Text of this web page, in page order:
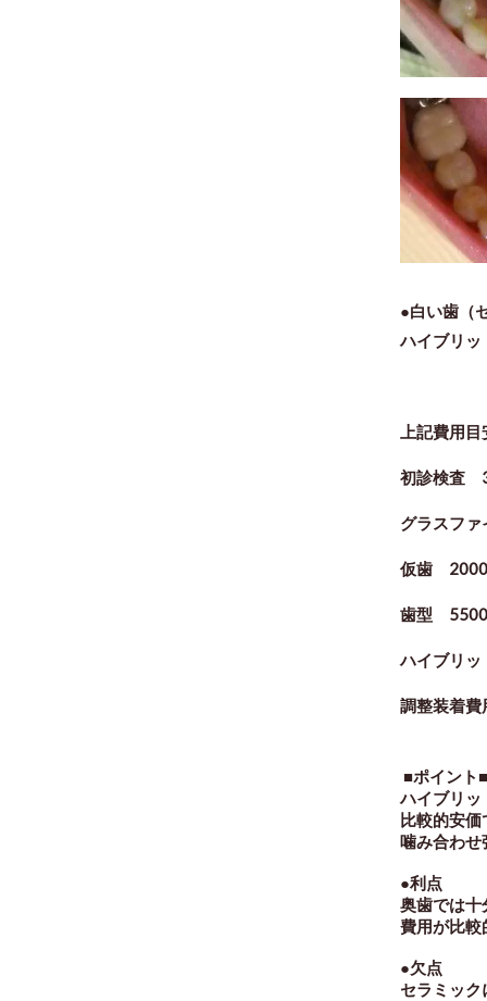
●白い歯（
ハイブリ
上記費用目
初診検査
グラスフ
仮歯
歯型 5500
ハイブリ
調整装着
■ポイント■
ハイブリッ
比較的安
噛み合わせ
●利点
奥歯では十
費用が比
●欠点
セラミッ